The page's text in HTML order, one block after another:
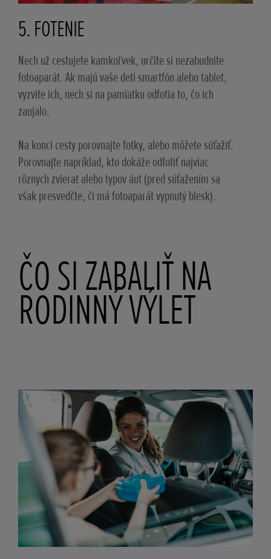
5. FOTENIE
Nech už cestujete kamkoľvek, určite si nezabudnite
fotoaparát. Ak majú vaše deti smartfón alebo tablet,
vyzvite ich, nech si na pamiatku odfotia to, čo ich
zaujalo.
Na konci cesty porovnajte fotky, alebo môžete súťažiť.
Porovnajte napríklad, kto dokáže odfotiť najviac
rôznych zvierat alebo typov áut (pred súťažením sa
však presvedčte, či má fotoaparát vypnutý blesk).
ČO SI ZABALIŤ NA
RODINNÝ VÝLET